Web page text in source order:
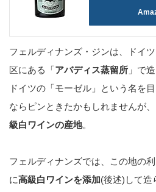
フェルディナンズ・ジンは、ドイ
区にある「アバディス蒸留所 」で
ドイツの「モーゼル」という名を
ならピンときたかもしれませんが
級白ワインの産地。
フェルディナンズでは、この地の
に高級白ワインを添加(後述)して造